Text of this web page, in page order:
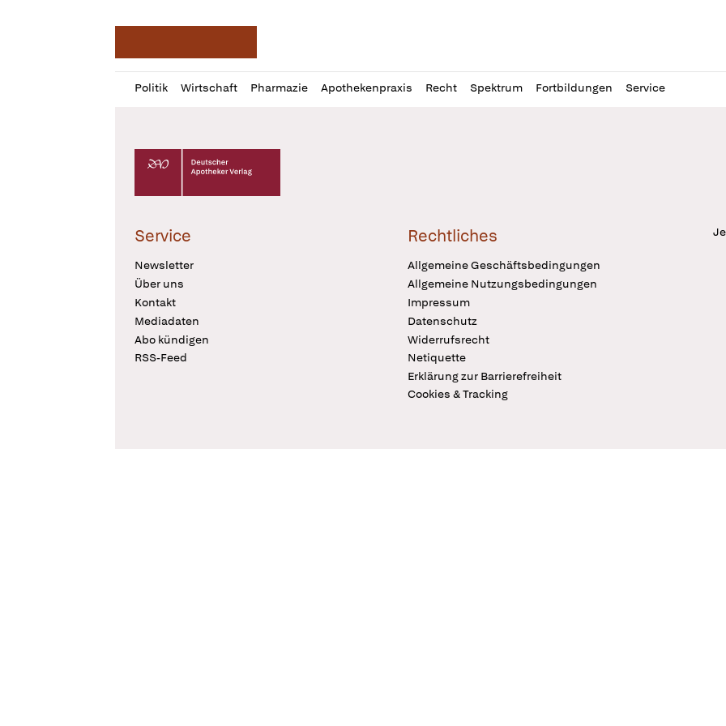
Politik Wirtschaft Pharmazie Apothekenpraxis Recht Spektrum Fortbildungen Service
Profil
öffnen
Daz
Pur
Deutscher Apotheker Verlag Logo
Service
Newsletter
Über uns
Kontakt
Mediadaten
Abo kündigen
RSS-Feed
Rechtliches
Allgemeine Geschäftsbedingungen
Allgemeine Nutzungsbedingungen
Impressum
Datenschutz
Widerrufsrecht
Netiquette
Erklärung zur Barrierefreiheit
Cookies & Tracking